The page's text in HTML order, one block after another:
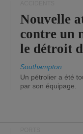
Nouvelle
contre un
le détroit
Southampton
Un pétrolier a été
par son équipage.